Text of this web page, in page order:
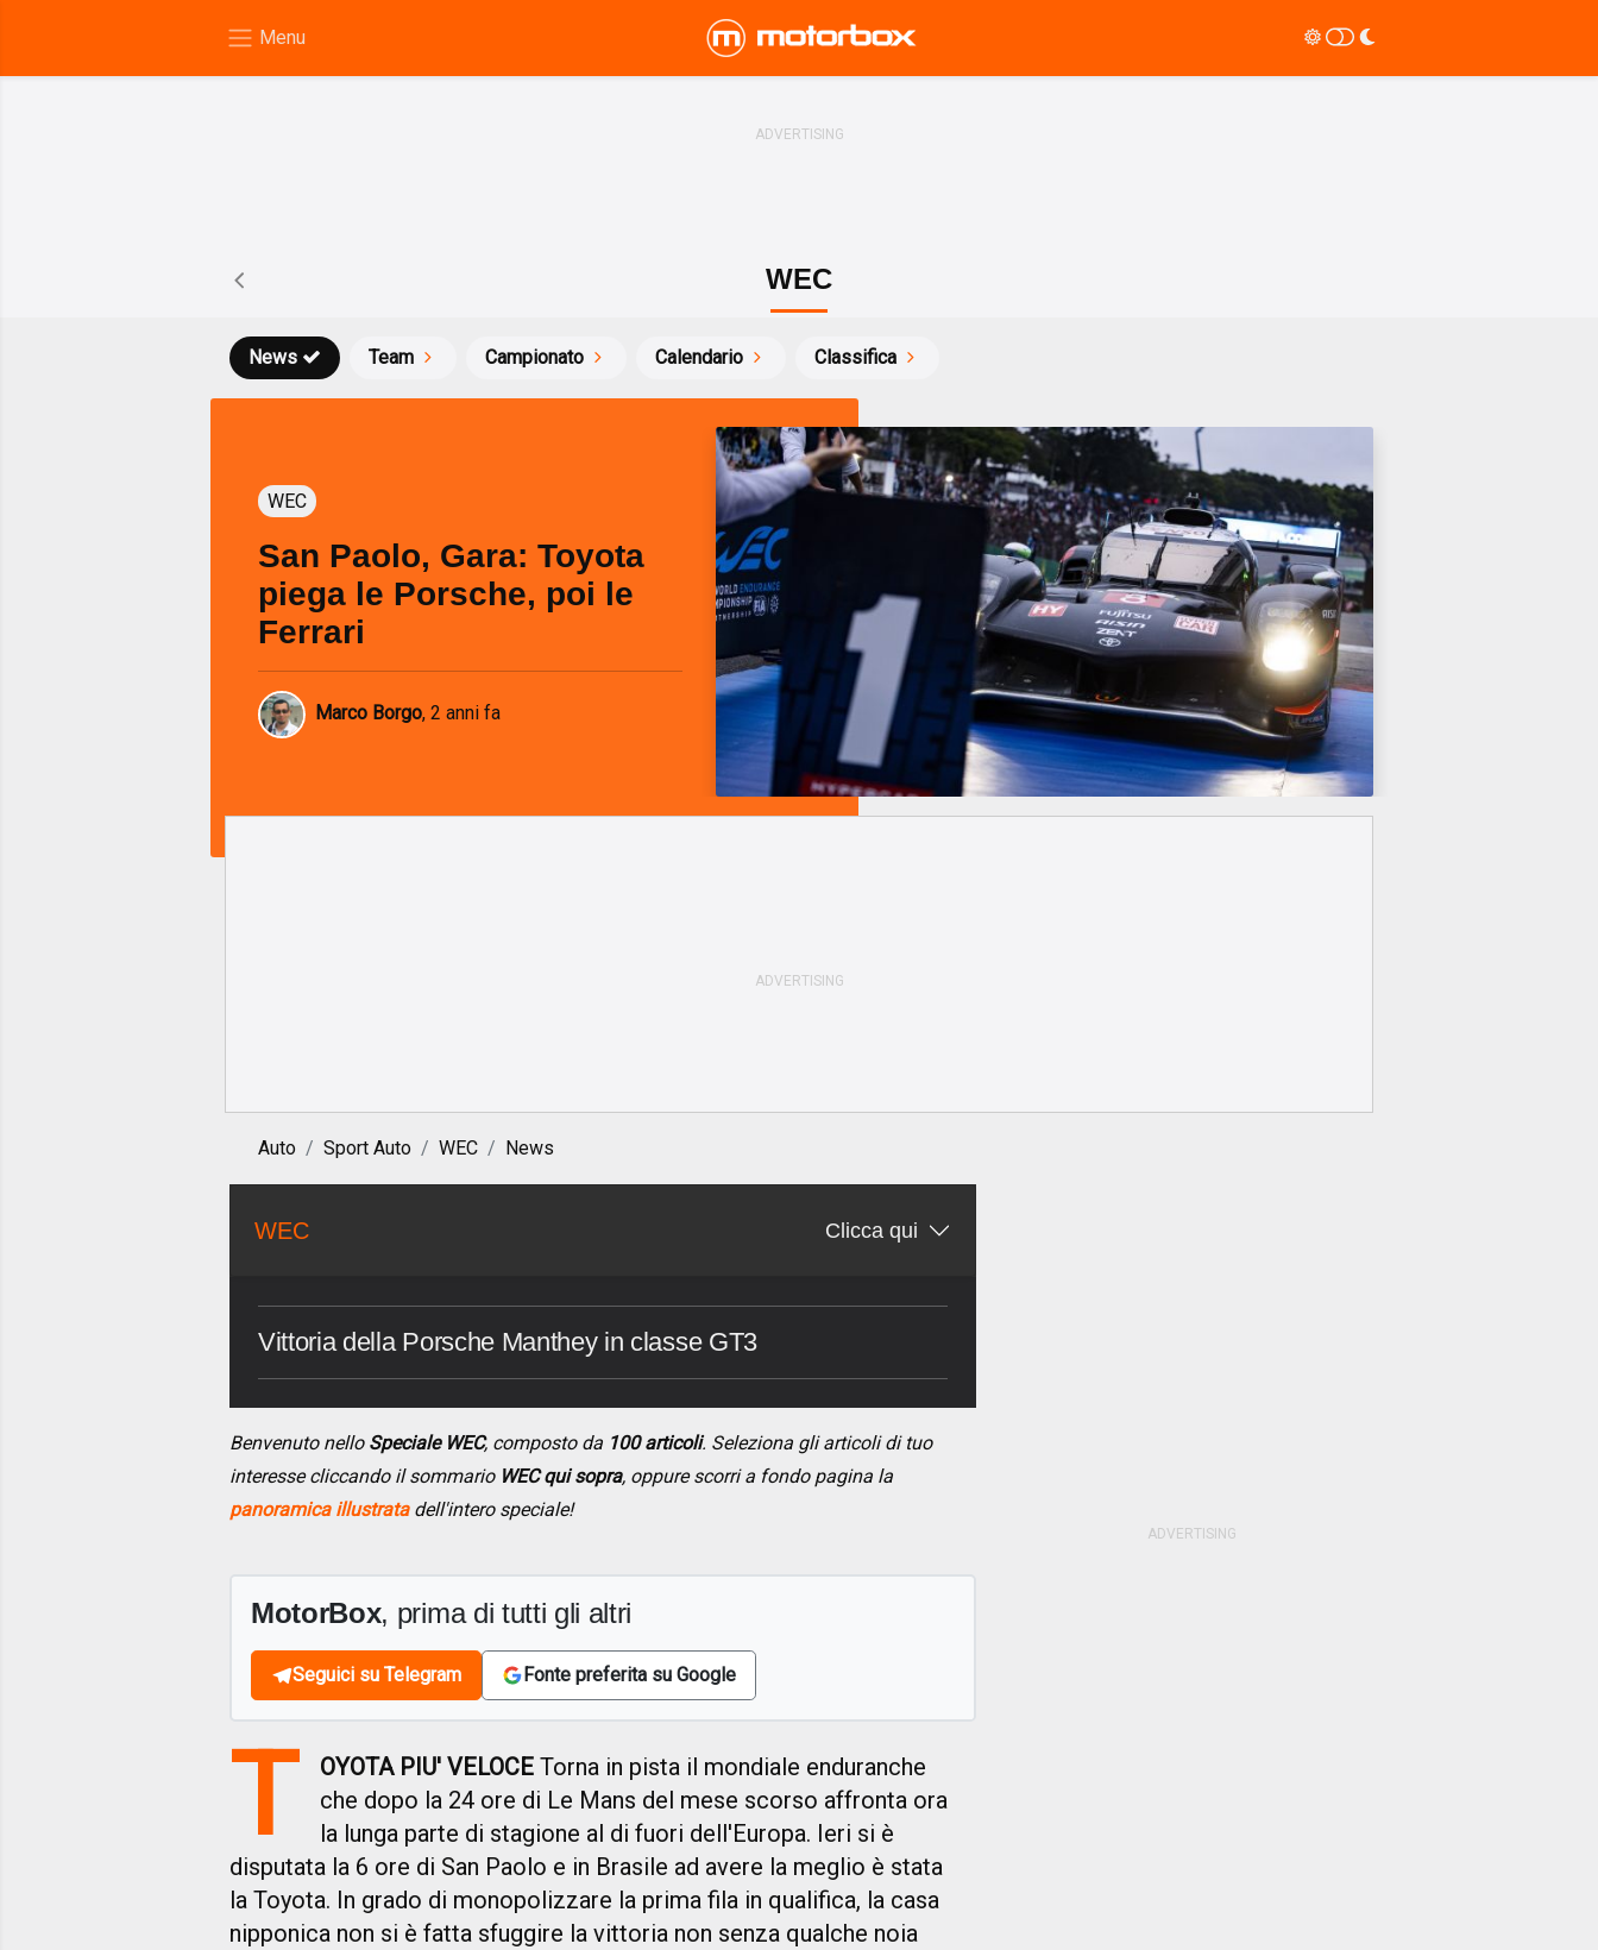
WEC
News Team Campionato Calendario Classifica
WEC
San Paolo, Gara: Toyota
piega le Porsche, poi le
Ferrari
Marco Borgo, 2 anni fa
Auto Sport Auto WEC News
WEC Clicca qui
Vittoria della Porsche Manthey in classe GT3
Benvenuto nello Speciale WEC, composto da 100 articoli. Seleziona gli articoli di tuo
interesse cliccando il sommario WEC qui sopra, oppure scorri a fondo pagina la
panoramica illustratadell'intero speciale!
MotorBox, prima di tutti gli altri
Seguici su Telegram Fonte preferita su Google
T OYOTA PIU' VELOCE Torna in pista il mondiale enduranche
che dopo la 24 ore di Le Mans del mese scorso affronta ora
la lunga parte di stagione al di fuori dell'Europa. Ieri si è
disputata la 6 ore di San Paolo e in Brasile ad avere la meglio è stata
la Toyota. In grado di monopolizzare la prima fila in qualifica, la casa
nipponica non si è fatta sfuggire la vittoria non senza qualche noia